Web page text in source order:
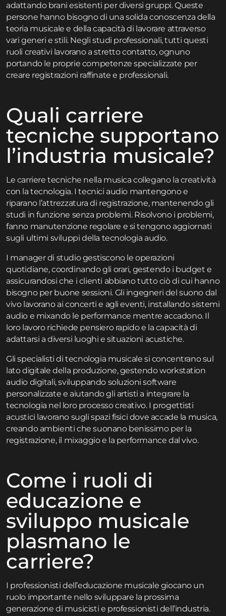
adattando brani esistenti per diversi gruppi. Queste
persone hanno bisogno di una solida conoscenza della
teoria musicale e della capacità di lavorare attraverso
vari generi e stili. Negli studi professionali, tutti questi
ruoli creativi lavorano a stretto contatto, ognuno
portando le proprie competenze specializzate per
creare registrazioni raffinate e professionali.
Quali carriere
tecniche supportano
l’industria musicale?
Le carriere tecniche nella musica collegano la creatività
con la tecnologia. I tecnici audio mantengono e
riparano l’attrezzatura di registrazione, mantenendo gli
studi in funzione senza problemi. Risolvono i problemi,
fanno manutenzione regolare e si tengono aggiornati
sugli ultimi sviluppi della tecnologia audio.
I manager di studio gestiscono le operazioni
quotidiane, coordinando gli orari, gestendo i budget e
assicurandosi che i clienti abbiano tutto ciò di cui hanno
bisogno per buone sessioni. Gli ingegneri del suono dal
vivo lavorano ai concerti e agli eventi, installando sistemi
audio e mixando le performance mentre accadono. Il
loro lavoro richiede pensiero rapido e la capacità di
adattarsi a diversi luoghi e situazioni acustiche.
Gli specialisti di tecnologia musicale si concentrano sul
lato digitale della produzione, gestendo workstation
audio digitali, sviluppando soluzioni software
personalizzate e aiutando gli artisti a integrare la
tecnologia nel loro processo creativo. I progettisti
acustici lavorano sugli spazi fisici dove accade la musica,
creando ambienti che suonano benissimo per la
registrazione, il mixaggio e la performance dal vivo.
Come i ruoli di
educazione e
sviluppo musicale
plasmano le
carriere?
I professionisti dell’educazione musicale giocano un
ruolo importante nello sviluppare la prossima
generazione di musicisti e professionisti dell’industria.